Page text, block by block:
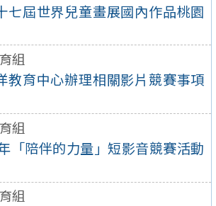
七屆世界兒童畫展國內作品桃園
組
教育中心辦理相關影片競賽事項
組
「陪伴的力量」短影音競賽活動
組